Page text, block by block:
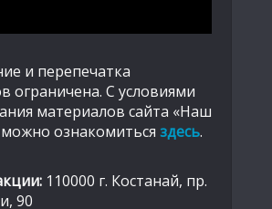
и перепечатка
ограничена. С условиями
материалов сайта «Наш
ознакомиться здесь.
110000 г. Костанай, пр.
90